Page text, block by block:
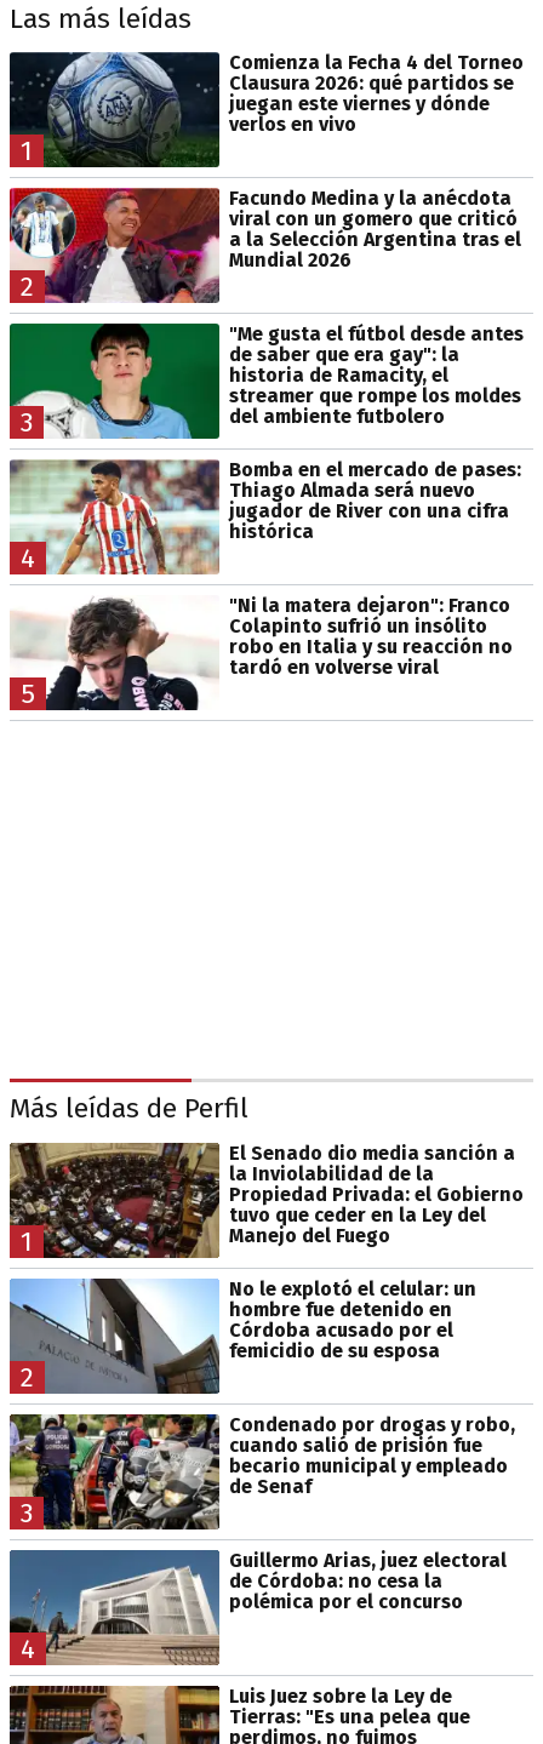
Las más leídas
1
Comienza la Fecha 4 del Torneo
Clausura 2026: qué partidos se
juegan este viernes y dónde
verlos en vivo
2
Facundo Medina y la anécdota
viral con un gomero que criticó
a la Selección Argentina tras el
Mundial 2026
3
"Me gusta el fútbol desde antes
de saber que era gay": la
historia de Ramacity, el
streamer que rompe los moldes
del ambiente futbolero
4
Bomba en el mercado de pases:
Thiago Almada será nuevo
jugador de River con una cifra
histórica
5
"Ni la matera dejaron": Franco
Colapinto sufrió un insólito
robo en Italia y su reacción no
tardó en volverse viral
Más leídas de Perfil
1
El Senado dio media sanción a
la Inviolabilidad de la
Propiedad Privada: el Gobierno
tuvo que ceder en la Ley del
Manejo del Fuego
2
No le explotó el celular: un
hombre fue detenido en
Córdoba acusado por el
femicidio de su esposa
3
Condenado por drogas y robo,
cuando salió de prisión fue
becario municipal y empleado
de Senaf
4
Guillermo Arias, juez electoral
de Córdoba: no cesa la
polémica por el concurso
Luis Juez sobre la Ley de
Tierras: "Es una pelea que
perdimos, no fuimos